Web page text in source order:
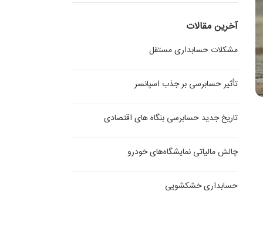
آخرین مقالات
مشکلات حسابداری مستقل
تأثیر حسابرسی بر جذب اسپانسر
تاریخ جدید حسابرسی بنگاه های اقتصادی
چالش مالیاتی نمایشگاه‌های خودرو
حسابداری خشکشویی